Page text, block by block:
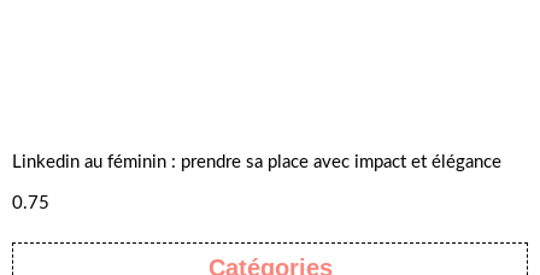
Linkedin au féminin : prendre sa place avec impact et élégance
Catégories